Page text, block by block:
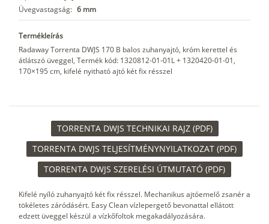
Üvegvastagság: 6 mm
Termékleírás
Radaway Torrenta DWJS 170 B balos zuhanyajtó, króm kerettel és
átlátszó üveggel, Termék kód: 1320812-01-01L + 1320420-01-01,
170×195 cm, kifelé nyitható ajtó két fix résszel
TORRENTA DWJS TECHNIKAI RAJZ (PDF)
TORRENTA DWJS TELJESÍTMÉNYNYILATKOZAT (PDF)
TORRENTA DWJS SZERELÉSI ÚTMUTATÓ (PDF)
Kifelé nyíló zuhanyajtó két fix résszel. Mechanikus ajtóemelő zsanér a
tökéletes záródásért. Easy Clean vízlepergető bevonattal ellátott
edzett üveggel készül a vízkőfoltok megakadályozására.